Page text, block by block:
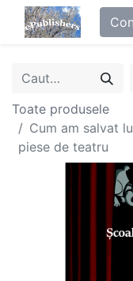
Toate produsele
Cum am salvat
piese de teatru